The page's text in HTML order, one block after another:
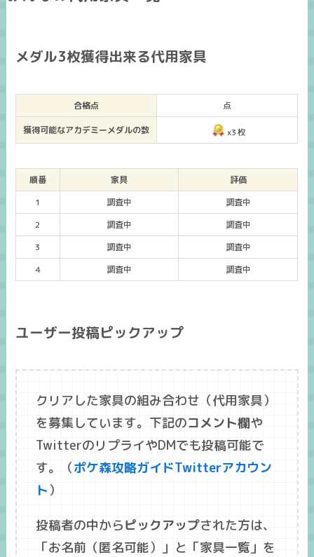
メダル3枚獲得出来る代用家具
合格点 点
獲得可能なアカデミーメダルの数 x3枚
順番 家具
評価
1
調査中
調査中
2
調査中
調査中
3
調査中
調査中
4
調査中 調査中
ユーザー投稿ピックアップ
クリアした家具の組み合わせ（代用家具）
を募集しています。下記のコメント欄や
TwitterのリプライやDMでも投稿可能で
す。（ポケ森攻略ガイドTwitterアカウン
ト ）
投稿者の中からピックアップされた方は、
「お名前 （匿名可能）」と「家具一覧 」を